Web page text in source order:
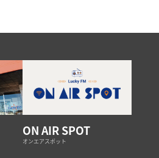
ON AIR SPOT
オンエアスポット